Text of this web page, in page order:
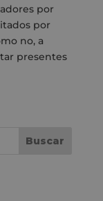
por
por
no, a
presentes